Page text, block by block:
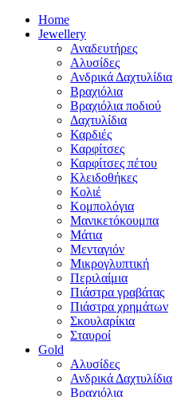
Home
Jewellery
Αναδευτήρες
Αλυσίδες
Ανδρικά Δαχτυλίδια
Βραχιόλια
Βραχιόλια ποδιού
Δαχτυλίδια
Καρδιές
Καρφίτσες
Καρφίτσες πέτου
Κλειδοθήκες
Κολιέ
Κομπολόγια
Μανικετόκουμπα
Μάτια
Μενταγιόν
Μικρογλυπτική
Περιλαίμια
Πιάστρα γραβάτας
Πιάστρα χρημάτων
Σκουλαρίκια
Σταυροί
Gold
Αλυσίδες
Ανδρικά Δαχτυλίδια
Βραχιόλια